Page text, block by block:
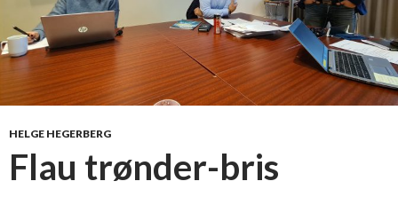
HELGE HEGERBERG
Flau trønder-bris